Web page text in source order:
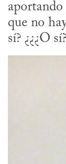
que no
sí? ¿¿¿O